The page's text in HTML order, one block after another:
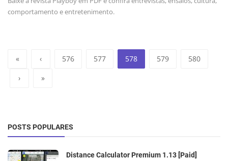
comportamento e entretenimento.
« ‹ 576 577 578 579
580
›
»
POSTS POPULARES
Distance Calculator Premium 1.13 [Paid]